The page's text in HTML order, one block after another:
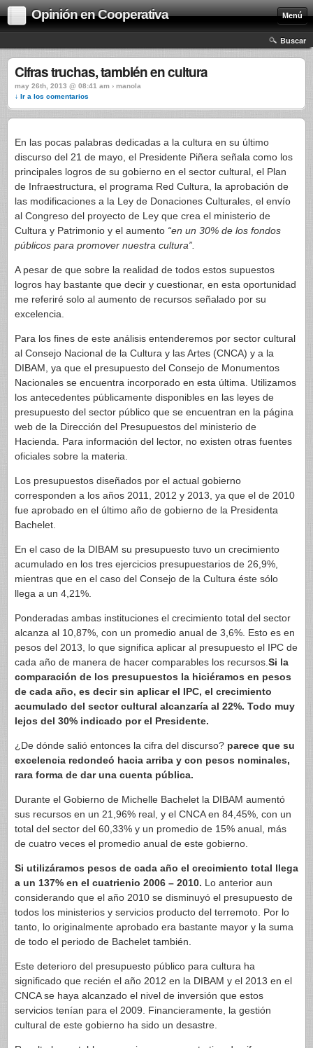
Opinión en Cooperativa Menú
Buscar
Cifras truchas, también en cultura
may 26th, 2013 @ 08:41 am › manola
↓ Ir a los comentarios
En las pocas palabras dedicadas a la cultura en su último
discurso del 21 de mayo, el Presidente Piñera señala como los
principales logros de su gobierno en el sector cultural, el Plan
de Infraestructura, el programa Red Cultura, la aprobación de
las modificaciones a la Ley de Donaciones Culturales, el envío
al Congreso del proyecto de Ley que crea el ministerio de
Cultura y Patrimonio y el aumento “en un 30% de los fondos
públicos para promover nuestra cultura”.
A pesar de que sobre la realidad de todos estos supuestos
logros hay bastante que decir y cuestionar, en esta oportunidad
me referiré solo al aumento de recursos señalado por su
excelencia.
Para los fines de este análisis entenderemos por sector cultural
al Consejo Nacional de la Cultura y las Artes (CNCA) y a la
DIBAM, ya que el presupuesto del Consejo de Monumentos
Nacionales se encuentra incorporado en esta última. Utilizamos
los antecedentes públicamente disponibles en las leyes de
presupuesto del sector público que se encuentran en la página
web de la Dirección del Presupuestos del ministerio de
Hacienda. Para información del lector, no existen otras fuentes
oficiales sobre la materia.
Los presupuestos diseñados por el actual gobierno
corresponden a los años 2011, 2012 y 2013, ya que el de 2010
fue aprobado en el último año de gobierno de la Presidenta
Bachelet.
En el caso de la DIBAM su presupuesto tuvo un crecimiento
acumulado en los tres ejercicios presupuestarios de 26,9%,
mientras que en el caso del Consejo de la Cultura éste sólo
llega a un 4,21%.
Ponderadas ambas instituciones el crecimiento total del sector
alcanza al 10,87%, con un promedio anual de 3,6%. Esto es en
pesos del 2013, lo que significa aplicar al presupuesto el IPC de
cada año de manera de hacer comparables los recursos. Si la
comparación de los presupuestos la hiciéramos en pesos
de cada año, es decir sin aplicar el IPC, el crecimiento
acumulado del sector cultural alcanzaría al 22%. Todo muy
lejos del 30% indicado por el Presidente.
¿De dónde salió entonces la cifra del discurso? parece que su
excelencia redondeó hacia arriba y con pesos nominales,
rara forma de dar una cuenta pública.
Durante el Gobierno de Michelle Bachelet la DIBAM aumentó
sus recursos en un 21,96% real, y el CNCA en 84,45%, con un
total del sector del 60,33% y un promedio de 15% anual, más
de cuatro veces el promedio anual de este gobierno.
Si utilizáramos pesos de cada año el crecimiento total llega
a un 137% en el cuatrienio 2006 – 2010. Lo anterior aun
considerando que el año 2010 se disminuyó el presupuesto de
todos los ministerios y servicios producto del terremoto. Por lo
tanto, lo originalmente aprobado era bastante mayor y la suma
de todo el periodo de Bachelet también.
Este deterioro del presupuesto público para cultura ha
significado que recién el año 2012 en la DIBAM y el 2013 en el
CNCA se haya alcanzado el nivel de inversión que estos
servicios tenían para el 2009. Financieramente, la gestión
cultural de este gobierno ha sido un desastre.